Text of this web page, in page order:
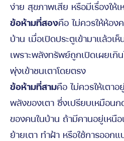
ง่าย สุขภาพเสีย หรือมีเรื่องให้
ข้อห้ามที่สองคือ ไม่ควรให้ห้อง
บ้าน เมื่อเปิดประตูเข้ามาแล้วเ
เพราะพลังทรัพย์ถูกเปิดเผยเกิ
พุ่งเข้าชนเตาโดยตรง
ข้อห้ามที่สามคือ ไม่ควรให้เตา
พลังของเตา ซึ่งเปรียบเหมือน
ของคนในบ้าน ถ้ามีคานอยู่เหนื
ย้ายเตา ทำฝ้า หรือใช้การออก